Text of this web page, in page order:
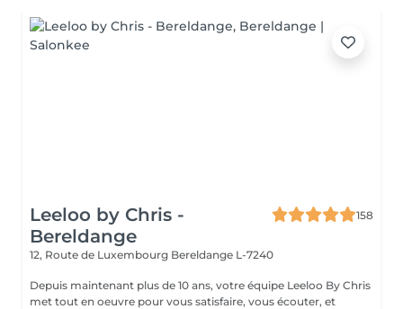
Leeloo by Chris -
Bereldange
158
12, Route de Luxembourg Bereldange L-7240
Depuis maintenant plus de 10 ans, votre équipe Leeloo By Chris
met tout en oeuvre pour vous satisfaire, vous écouter, et